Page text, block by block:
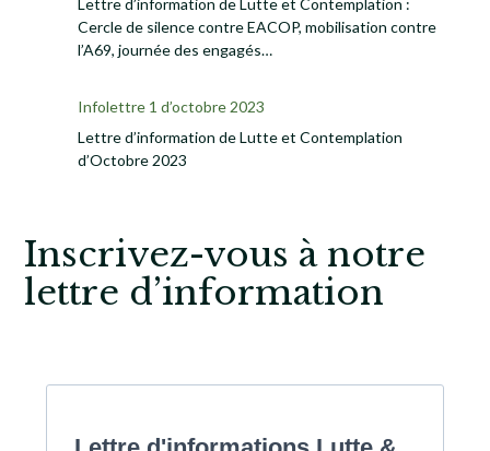
Cercle de silence contre EACOP, mobilisation contre
l’A69, journée des engagés…
Infolettre 1 d’octobre 2023
Lettre d’information de Lutte et Contemplation
d’Octobre 2023
Inscrivez-vous à notre
lettre d’information